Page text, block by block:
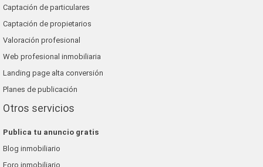
Captación de particulares
Captación de propietarios
Valoración profesional
Web profesional inmobiliaria
Landing page alta conversión
Planes de publicación
Otros servicios
Publica tu anuncio gratis
Blog inmobiliario
Foro inmobiliario